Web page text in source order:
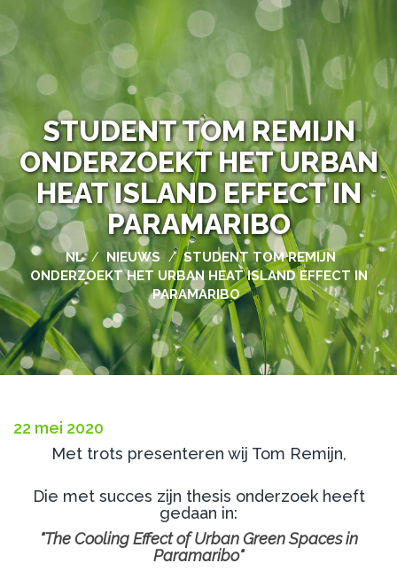
STUDENT TOM REMIJN
ONDERZOEKT HET URBAN
HEAT ISLAND EFFECT IN
PARAMARIBO
NL / NIEUWS / STUDENT TOM REMIJN
ONDERZOEKT HET URBAN HEAT ISLAND EFFECT IN
PARAMARIBO
22 mei 2020
Met trots presenteren wij Tom Remijn,
Die met succes zijn thesis onderzoek heeft
gedaan in:
"The Cooling Effect of Urban Green Spaces in
Paramaribo"